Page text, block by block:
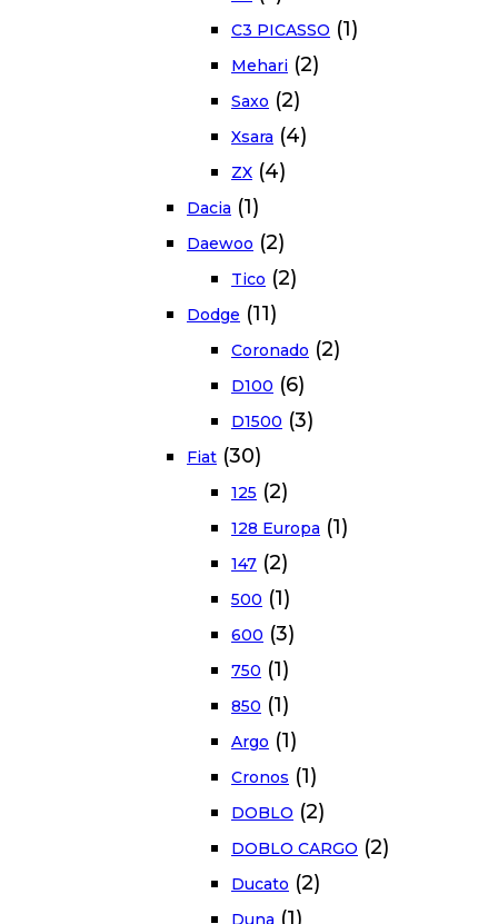
C3 PICASSO (1)
Mehari (2)
Saxo (2)
Xsara (4)
ZX (4)
Dacia (1)
Daewoo (2)
Tico (2)
Dodge (11)
Coronado (2)
D100 (6)
D1500 (3)
Fiat (30)
125 (2)
128 Europa (1)
147 (2)
500 (1)
600 (3)
750 (1)
850 (1)
Argo (1)
Cronos (1)
DOBLO (2)
DOBLO CARGO (2)
Ducato (2)
Duna (1)